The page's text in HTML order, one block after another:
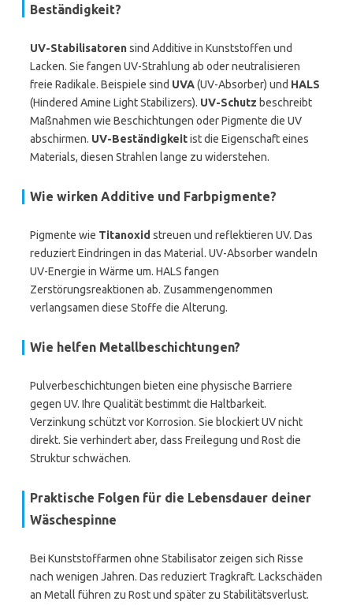
Beständigkeit?
UV-Stabilisatorensind Additive in Kunststoffen und
Lacken. Sie fangen UV-Strahlung ab oder neutralisieren
freie Radikale. Beispiele sind UVA(UV-Absorber) und HALS
(Hindered Amine Light Stabilizers). UV-Schutz beschreibt
Maßnahmen wie Beschichtungen oder Pigmente die UV
abschirmen. UV-Beständigkeitist die Eigenschaft eines
Materials, diesen Strahlen lange zu widerstehen.
Wie wirken Additive und Farbpigmente?
Pigmente wie Titanoxid streuen und reflektieren UV. Das
reduziert Eindringen in das Material. UV-Absorber wandeln
UV-Energie in Wärme um. HALS fangen
Zerstörungsreaktionen ab. Zusammengenommen
verlangsamen diese Stoffe die Alterung.
Wie helfen Metallbeschichtungen?
Pulverbeschichtungen bieten eine physische Barriere
gegen UV. Ihre Qualität bestimmt die Haltbarkeit.
Verzinkung schützt vor Korrosion. Sie blockiert UV nicht
direkt. Sie verhindert aber, dass Freilegung und Rost die
Struktur schwächen.
Praktische Folgen für die Lebensdauer deiner
Wäschespinne
Bei Kunststoffarmen ohne Stabilisator zeigen sich Risse
nach wenigen Jahren. Das reduziert Tragkraft. Lackschäden
an Metall führen zu Rost und später zu Stabilitätsverlust.